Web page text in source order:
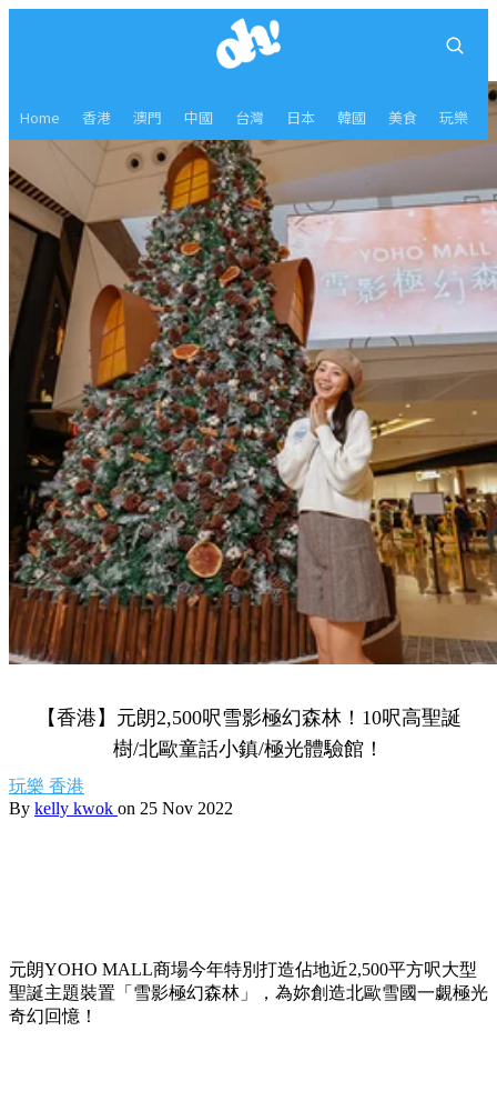
Home 香港 澳門 中國 台灣 日本 韓國 美食 玩樂
【香港】元朗2,500呎雪影極幻森林！10呎高聖誕
樹/北歐童話小鎮/極光體驗館！
玩樂 香港
By kelly kwok on 25 Nov 2022
元朗YOHO MALL商場今年特別打造佔地近2,500平方呎大型
聖誕主題裝置「雪影極幻森林」，為妳創造北歐雪國一覷極光
奇幻回憶！